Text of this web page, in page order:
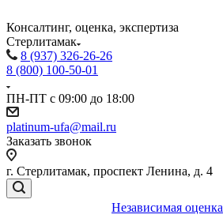
Консалтинг, оценка, экспертиза
Стерлитамак
8 (937) 326-26-26
8 (800) 100-50-01
ПН-ПТ с 09:00 до 18:00
platinum-ufa@mail.ru
Заказать звонок
г. Стерлитамак, проспект Ленина, д. 4
Независимая оценка